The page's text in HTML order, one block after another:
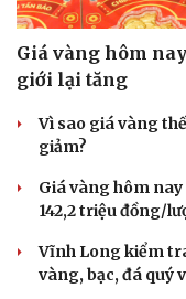
Giá vàng hôm
giới lại tăng
Vì sao giá vàng
giảm?
Giá vàng hôm
142,2 triệu đồng/
Vĩnh Long kiểm
vàng, bạc, đá quý